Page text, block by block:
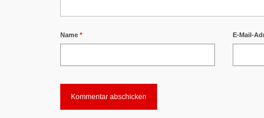
Name * E-Mail-